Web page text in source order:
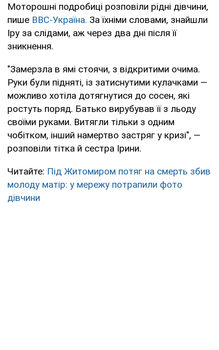
Моторошні подробиці розповіли рідні дівчини,
пише ВВС-Україна. За їхніми словами, знайшли
Іру за слідами, аж через два дні після її
зникнення.
"Замерзла в ямі стоячи, з відкритими очима.
Руки були підняті, із затиснутими кулачками —
можливо хотіла дотягнутися до сосен, які
ростуть поряд. Батько вирубував її з льоду
своїми руками. Витягли тільки з одним
чобітком, інший намертво застряг у кризі", —
розповіли тітка й сестра Ірини.
Читайте: Під Житомиром потяг на смерть збив
молоду матір: у мережу потрапили фото
дівчини